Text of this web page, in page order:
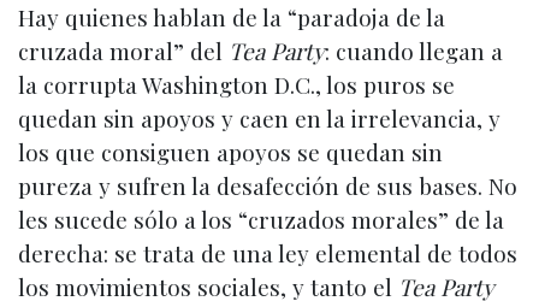
Hay quienes hablan de la “paradoja de la
cruzada moral” del Tea Party: cuando llegan a
la corrupta Washington D.C., los puros se
quedan sin apoyos y caen en la irrelevancia, y
los que consiguen apoyos se quedan sin
pureza y sufren la desafección de sus bases. No
les sucede sólo a los “cruzados morales” de la
derecha: se trata de una ley elemental de todos
los movimientos sociales, y tanto el Tea Party